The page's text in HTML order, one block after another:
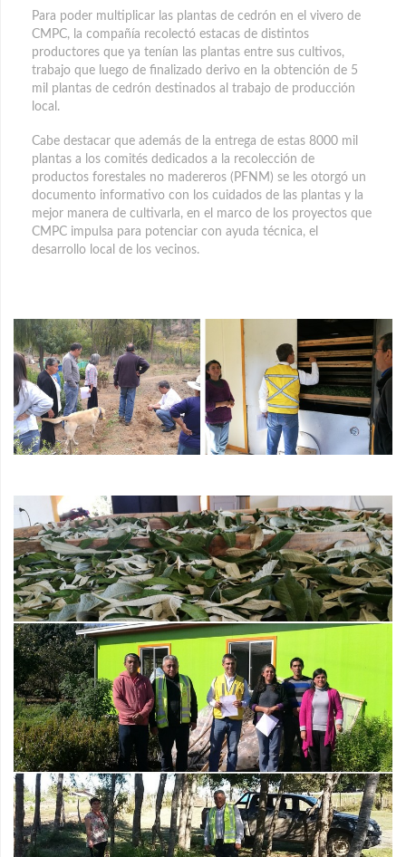
Para poder multiplicar las plantas de cedrón en el vivero de
CMPC, la compañía recolectó estacas de distintos
productores que ya tenían las plantas entre sus cultivos,
trabajo que luego de finalizado derivo en la obtención de 5
mil plantas de cedrón destinados al trabajo de producción
local.
Cabe destacar que además de la entrega de estas 8000 mil
plantas a los comités dedicados a la recolección de
productos forestales no madereros (PFNM) se les otorgó un
documento informativo con los cuidados de las plantas y la
mejor manera de cultivarla, en el marco de los proyectos que
CMPC impulsa para potenciar con ayuda técnica, el
desarrollo local de los vecinos.